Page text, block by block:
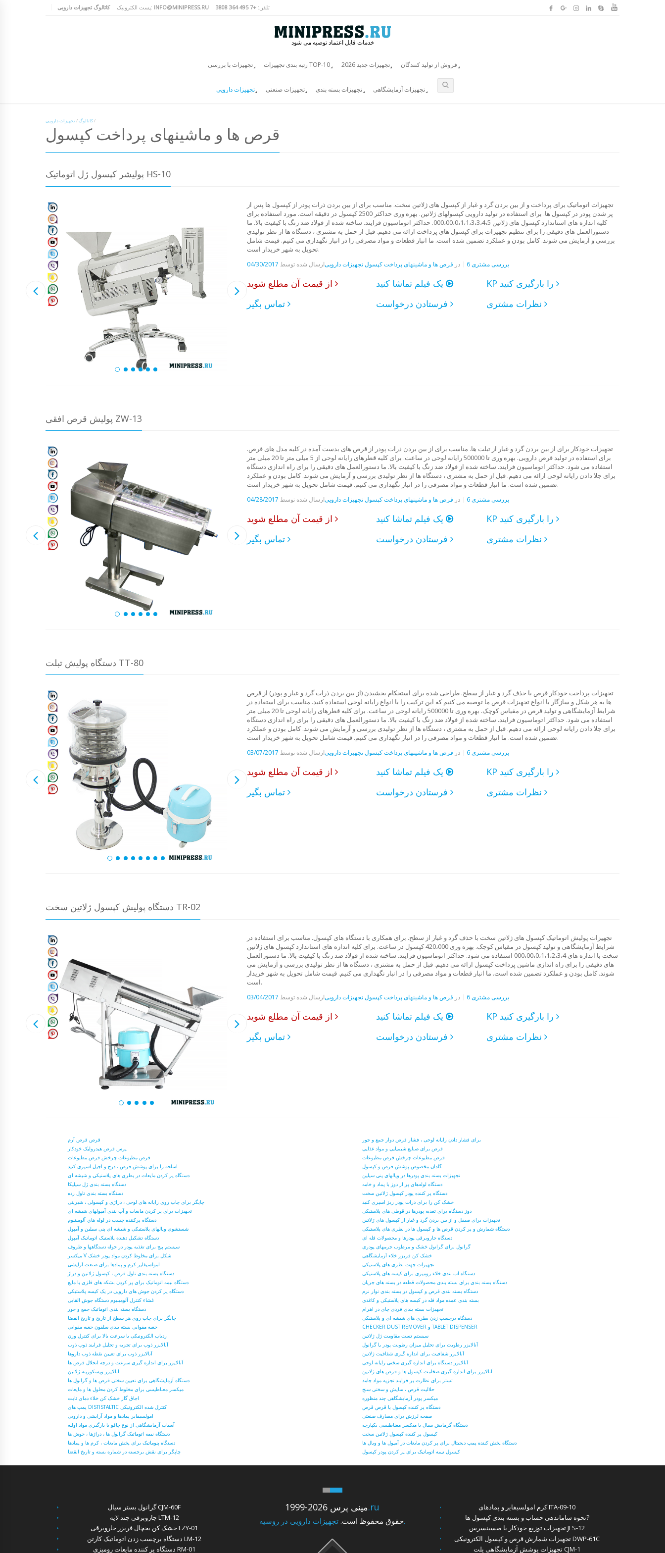
کاتالوگ تجهیزات دارویی پست الکترونیک: INFO@MINIPRESS.RU تلفن: +7 495 364 3808
خدمات قابل اعتماد توصیه می شود
تجهیزات با بررسی رتبه بندی تجهیزات TOP-10 تجهیزات جدید 2026 فروش از تولید کنندگان
تجهیزات دارویی تجهیزات صنعتی تجهیزات بسته بندی تجهیزات آزمایشگاهی
کاتالوگ/ تجهیزات دارویی /
قرص ها و ماشینهای پرداخت کپسول
پولیشر کپسول ژل اتوماتیک HS-10
تجهیزات اتوماتیک برای پرداخت و از بین بردن گرد و غبار از کپسول های ژلاتین سخت. مناسب برای از بین بردن ذرات پودر از کپسول ها پس از
پر شدن پودر در کپسول ها. برای استفاده در تولید دارویی کپسولهای ژلاتین. بهره وری حداکثر 2500 کپسول در دقیقه است. مورد استفاده برای
کلیه اندازه های استاندارد کپسول های ژلاتین 000،00،0،1،1،3،3،4،5. حداکثر اتوماسیون فرایند. ساخته شده از فولاد ضد زنگ با کیفیت بالا. ما
دستورالعمل های دقیقی را برای تنظیم تجهیزات برای کپسول های پرداخت ارائه می دهیم. قبل از حمل به مشتری ، دستگاه ها از نظر تولیدی
بررسی و آزمایش می شوند. کامل بودن و عملکرد تضمین شده است. ما انبار قطعات و مواد مصرفی را در انبار نگهداری می کنیم. قیمت شامل
تحویل به شهر خریدار است.
ارسال شده توسط 04/30/2017 تجهیزات دارویی در قرص ها و ماشینهای پرداخت کپسول 6 بررسی مشتری
تماس بگیر
پولیش قرص افقی ZW-13
تجهیزات خودکار برای از بین بردن گرد و غبار از تبلت ها. مناسب برای از بین بردن ذرات پودر از قرص های بدست آمده در کلیه مدل های قرص.
برای استفاده در تولید قرص دارویی. بهره وری تا 500000 رایانه لوحی در ساعت. برای کلیه قطرهای رایانه لوحی از 5 میلی متر تا 20 میلی متر
استفاده می شود. حداکثر اتوماسیون فرایند. ساخته شده از فولاد ضد زنگ با کیفیت بالا. ما دستورالعمل های دقیقی را برای راه اندازی دستگاه
برای جلا دادن رایانه لوحی ارائه می دهیم. قبل از حمل به مشتری ، دستگاه ها از نظر تولیدی بررسی و آزمایش می شوند. کامل بودن و عملکرد
تضمین شده است. ما انبار قطعات و مواد مصرفی را در انبار نگهداری می کنیم. قیمت شامل تحویل به شهر خریدار است.
ارسال شده توسط 04/28/2017 تجهیزات دارویی در قرص ها و ماشینهای پرداخت کپسول 6 بررسی مشتری
تماس بگیر
دستگاه پولیش تبلت TT-80
تجهیزات پرداخت خودکار قرص با حذف گرد و غبار از سطح. طراحی شده برای استحکام بخشیدن (از بین بردن ذرات گرد و غبار و پودر) از قرص
ها به هر شکل و سازگار با انواع تجهیزات قرص ما توصیه می کنیم که این ترکیب را با انواع رایانه لوحی استفاده کنید. مناسب برای استفاده در
شرایط آزمایشگاهی و تولید قرص در مقیاس کوچک. بهره وری تا 500000 رایانه لوحی در ساعت. برای کلیه قطرهای رایانه لوحی تا 20 میلی متر
استفاده می شود. حداکثر اتوماسیون فرایند. ساخته شده از فولاد ضد زنگ با کیفیت بالا. ما دستورالعمل های دقیقی را برای راه اندازی دستگاه
برای جلا دادن رایانه لوحی ارائه می دهیم. قبل از حمل به مشتری ، دستگاه ها از نظر تولیدی بررسی و آزمایش می شوند. کامل بودن و عملکرد
تضمین شده است. ما انبار قطعات و مواد مصرفی را در انبار نگهداری می کنیم. قیمت شامل تحویل به شهر خریدار است.
ارسال شده توسط 03/07/2017 تجهیزات دارویی در قرص ها و ماشینهای پرداخت کپسول 6 بررسی مشتری
تماس بگیر
دستگاه پولیش کپسول ژلاتین سخت TR-02
تجهیزات پولیش اتوماتیک کپسول های ژلاتین سخت با حذف گرد و غبار از سطح. برای همکاری با دستگاه های کپسول. مناسب برای استفاده در
شرایط آزمایشگاهی و تولید کپسول در مقیاس کوچک. بهره وری 420،000 کپسول در ساعت. برای کلیه اندازه های استاندارد کپسول های ژلاتین
سخت با اندازه های 000،00،0،1،1،2،3،4 استفاده می شود. حداکثر اتوماسیون فرایند. ساخته شده از فولاد ضد زنگ با کیفیت بالا. ما دستورالعمل
های دقیقی را برای راه اندازی ماشین پرداخت کپسول ارائه می دهیم. قبل از حمل به مشتری ، دستگاه ها از نظر تولیدی بررسی و آزمایش می
شوند. کامل بودن و عملکرد تضمین شده است. ما انبار قطعات و مواد مصرفی را در انبار نگهداری می کنیم. قیمت شامل تحویل به شهر خریدار
است.
ارسال شده توسط 03/04/2017 تجهیزات دارویی در قرص ها و ماشینهای پرداخت کپسول 6 بررسی مشتری
تماس بگیر
قرص قرص آرم
پرس قرص هیدرولیک خودکار
قرص مطبوعات چرخش قرص مطبوعات
اسلحه را برای پوشش قرص ، درج و آجیل اسپری کنید
دستگاه پر کردن مایعات در بطری های پلاستیکی و شیشه ای
دستگاه بسته بندی ژل سیلیکا
دستگاه بسته بندی تاول زده
چاپگر برای چاپ روی رایانه های لوحی ، دراژی و کپسولی ، شیرینی
تجهیزات برای پر کردن مایعات و آب بندی آمپولهای شیشه ای
دستگاه پركننده چسب در لوله هاي آلومينيوم
شستشوی ویالهای پلاستیکی و شیشه ای پنی سیلین و آمپول
دستگاه تشکیل دهنده پلاستیک اتوماتیک آمپول
سیستم پیچ برای تغذیه پودر در حوله دستگاهها و ظروف
میکسر V شکل برای مخلوط کردن مواد پودر خشک
امولسیفایر کرم و پمادها برای صنعت آرایشی
دستگاه بسته بندی تاول قرص ، کپسول ژلاتین و دراژ
دستگاه نیمه اتوماتیک برای پر کردن بشکه های فلزی با مایع
دستگاه پر کردن جوش های دارویی در یک کیسه پلاستیکی
غشاء کنترل آلومینیوم دستگاه جوش القایی
دستگاه بسته بندی اتوماتیک جمع و جور
چاپگر برای چاپ روی هر سطح از تاریخ و تاریخ انقضا
جعبه مقوایی بسته بندی سلفون جعبه مقوایی
ردیاب الکترونیکی با سرعت بالا برای کنترل وزن
آنالایزر ذوب برای تجزیه و تحلیل فرایند ذوب ذوب
آنالایزر ذوب برای تعیین نقطه ذوب داروها
آنالایزر برای اندازه گیری سرعت و درجه انحلال قرص ها
آنالایزر ویسکوزیته ژلاتین
دستگاه آزمایشگاهی برای تعیین سختی قرص ها و گرانول ها
میکسر مغناطیسی برای مخلوط کردن محلول ها و مایعات
اجاق گاز خشک کن خلاء دمای ثابت
پمپ های DISTISTALTIC کنترل شده الکترونیکی
امولسیفایر پمادها و مواد آرایشی و دارویی
آسیاب آزمایشگاهی از نوع چاقو با بارگیری مواد اولیه
دستگاه نیمه اتوماتیک گرانول ها ، دراژها ، جوش ها
دستگاه پنوماتیک برای پخش مایعات ، کرم ها و پمادها
چاپگر برای نقش برجسته در شماره بسته و تاریخ انقضا
برای فشار دادن رایانه لوحی ، فشار قرص دوار جمع و جور
قرص برای صنایع شیمیایی و مواد غذایی
قرص مطبوعات چرخش قرص مطبوعات
گلدان مخصوص پوشش قرص و کپسول
تجهیزات بسته بندی پودرها در ویالهای پنی سیلین
دستگاه لوله‌های پر از دوز با پماد و خامه
دستگاه پر کننده پودر کپسول ژلاتین سخت
خشک کن را برای ذرات پودر ریز اسپری کنید
دوز دستگاه برای تغذیه پودرها در قوطی های پلاستیکی
تجهیزات برای صیقل و از بین بردن گرد و غبار از کپسول های ژلاتین
دستگاه شمارش و پر کردن قرص ها و کپسول ها در بطری های پلاستیکی
دستگاه جاروبرقی پودرها و محصولات فله ای
گرانول برای گرانول خشک و مرطوب جرمهای پودری
خشک کن فریزر خلاء آزمایشگاهی
تجهیزات جهت بطری های پلاستیکی
دستگاه آب بندی خلاء رومیزی برای کیسه های پلاستیکی
دستگاه بسته بندی برای بسته بندی محصولات قطعه در بسته های جریان
دستگاه بسته بندی قرص و کپسول در بسته بندی نوار نرم
بسته بندی عمده مواد فله در کیسه های پلاستیکی و کاغذی
تجهیزات بسته بندی فردی چای در اهرام
دستگاه برچسب زدن بطری های شیشه ای و پلاستیکی
CHECKER DUST REMOVER و TABLET DISPENSER
سیستم تست مقاومت ژل ژلاتین
آنالایزر رطوبت برای تحلیل میزان رطوبت پودر یا گرانول
آنالایزر شفافیت برای اندازه گیری شفافیت ژلاتین
آنالایزر دستگاه برای اندازه گیری سختی رایانه لوحی
آنالایزر برای اندازه گیری ضخامت کپسول ها و قرص های ژلاتین
تستر برای نظارت بر فرایند تجزیه مواد جامد
حلالیت قرص ، سایش و سختی سنج
میکسر پودر آزمایشگاهی چند منظوره
دستگاه پر کننده کپسول یا قرص قرص
صفحه لرزش برای مصارف صنعتی
دستگاه گرمایش سیال با میکسر مغناطیسی یکپارچه
کپسول پر کننده کپسول ژلاتین سخت
دستگاه پخش کننده پمپ دیجیتال برای پر کردن مایعات در آمپول ها و ویال ها
کپسول نیمه اتوماتیک برای پر کردن پودر کپسول
گرانول بستر سیال CJM-60F
جاروبرقی چند لایه LTM-12
خشک کن یخچال فریزر جاروبرقی LZY-01
دستگاه برچسب زدن اتوماتیک کارتن LM-12
دستگاه پر کننده مایعات رومیزی RM-01
1999-2026 مینی پرس.ru
حقوق محفوظ است.تجهیزات دارویی در روسیه.
کرم امولسیفایر و پمادهای ITA-09-10
نحوه ساماندهی حساب و بسته بندی کپسول ها?
تجهیزات توزیع خودکار با ضسبنسرس JFS-12
تجهیزات شمارش قرص و کپسول الکترونیکی DWP-61C
تجهیزات پوشش آزمایشگاهی پلت CJM-1